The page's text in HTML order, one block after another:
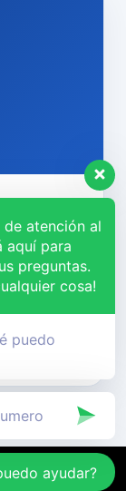
Tu Guía
La
atención al
aquí para
preguntas.
cosa!
puedo
ayudar?